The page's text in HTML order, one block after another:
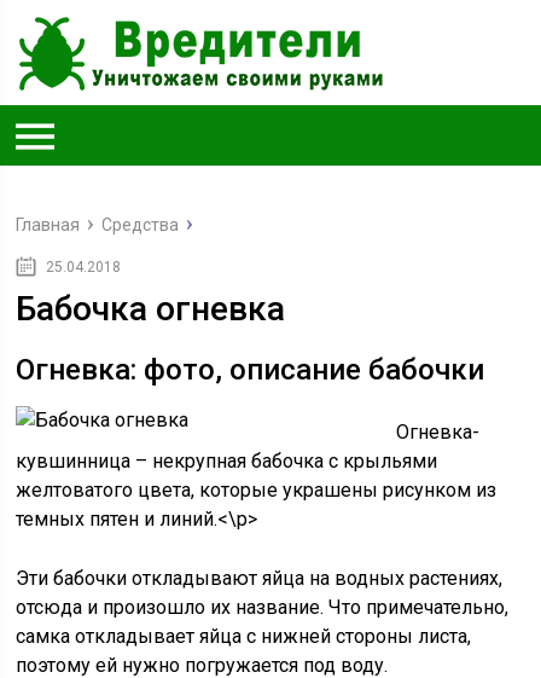
Главная Средства
25.04.2018
Бабочка огневка
Огневка: фото, описание бабочки
Огневка-
кувшинница – некрупная бабочка с крыльями
желтоватого цвета, которые украшены рисунком из
темных пятен и линий.<\p>
Эти бабочки откладывают яйца на водных растениях,
отсюда и произошло их название. Что примечательно,
самка откладывает яйца с нижней стороны листа,
поэтому ей нужно погружается под воду.